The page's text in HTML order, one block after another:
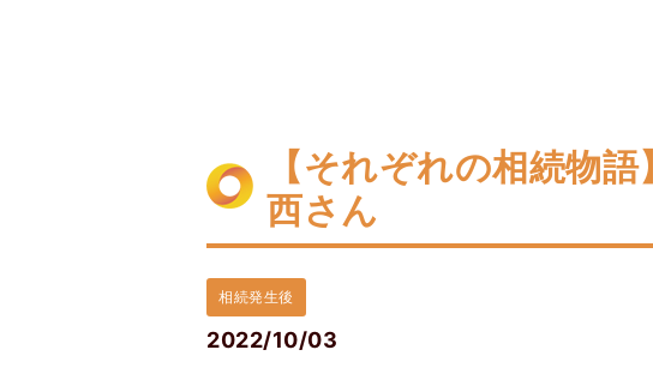
【それぞれの相続物
西さん
相続発生後
2022/10/03